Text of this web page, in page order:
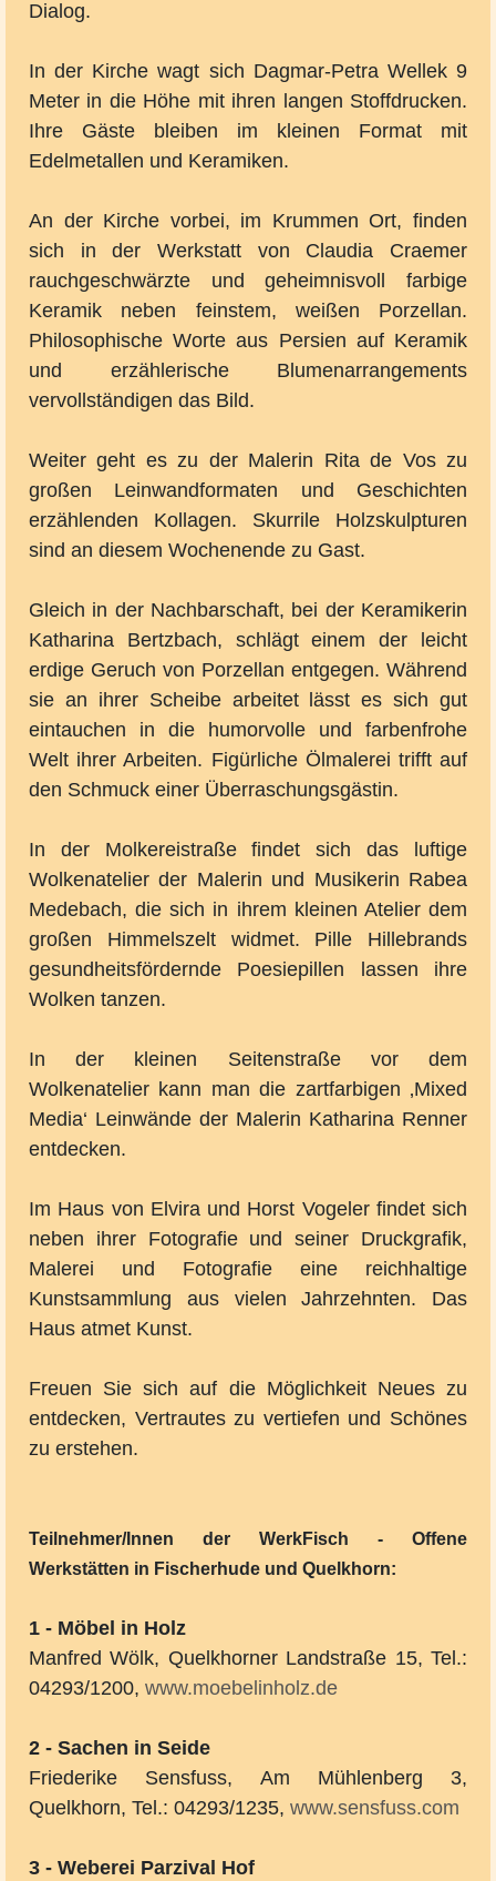
Dialog.
In der Kirche wagt sich Dagmar-Petra Wellek 9
Meter in die Höhe mit ihren langen Stoffdrucken.
Ihre Gäste bleiben im kleinen Format mit
Edelmetallen und Keramiken.
An der Kirche vorbei, im Krummen Ort, finden
sich in der Werkstatt von Claudia Craemer
rauchgeschwärzte und geheimnisvoll farbige
Keramik neben feinstem, weißen Porzellan.
Philosophische Worte aus Persien auf Keramik
und erzählerische Blumenarrangements
vervollständigen das Bild.
Weiter geht es zu der Malerin Rita de Vos zu
großen Leinwandformaten und Geschichten
erzählenden Kollagen. Skurrile Holzskulpturen
sind an diesem Wochenende zu Gast.
Gleich in der Nachbarschaft, bei der Keramikerin
Katharina Bertzbach, schlägt einem der leicht
erdige Geruch von Porzellan entgegen. Während
sie an ihrer Scheibe arbeitet lässt es sich gut
eintauchen in die humorvolle und farbenfrohe
Welt ihrer Arbeiten. Figürliche Ölmalerei trifft auf
den Schmuck einer Überraschungsgästin.
In der Molkereistraße findet sich das luftige
Wolkenatelier der Malerin und Musikerin Rabea
Medebach, die sich in ihrem kleinen Atelier dem
großen Himmelszelt widmet. Pille Hillebrands
gesundheitsfördernde Poesiepillen lassen ihre
Wolken tanzen.
In der kleinen Seitenstraße vor dem
Wolkenatelier kann man die zartfarbigen ‚Mixed
Media‘ Leinwände der Malerin Katharina Renner
entdecken.
Im Haus von Elvira und Horst Vogeler findet sich
neben ihrer Fotografie und seiner Druckgrafik,
Malerei und Fotografie eine reichhaltige
Kunstsammlung aus vielen Jahrzehnten. Das
Haus atmet Kunst.
Freuen Sie sich auf die Möglichkeit Neues zu
entdecken, Vertrautes zu vertiefen und Schönes
zu erstehen.
Teilnehmer/Innen der WerkFisch - Offene
Werkstätten in Fischerhude und Quelkhorn:
1 - Möbel in Holz
Manfred Wölk, Quelkhorner Landstraße 15, Tel.:
04293/1200, www.moebelinholz.de
2 - Sachen in Seide
Friederike Sensfuss, Am Mühlenberg 3,
Quelkhorn, Tel.: 04293/1235, www.sensfuss.com
3 - Weberei Parzival Hof